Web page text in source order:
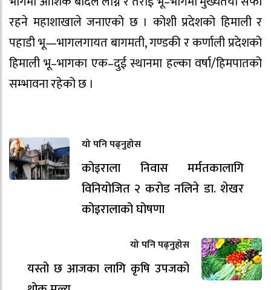
रहने महाशाखाले जनाएको छ । कोशी प्रदेशको हिमाली र
पहाडी भू—भागलगायत बागमती, गण्डकी र कर्णाली प्रदेशको
हिमाली भू–भागका एक–दुई स्थानमा हल्का वर्षा/हिमपातको
सम्भावना रहेको छ ।
यो पनि पढ्नुहोस
कोइराला निवास मर्मतकालागि
विनियोजित २ करोड नलिने डा. शेखर
कोइरालाको घोषणा
यो पनि पढ्नुहोस
यस्तो छ आजका लागि कृषि उपजको